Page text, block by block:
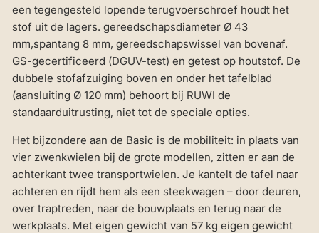
een tegengesteld lopende terugvoerschroef houdt het
stof uit de lagers. gereedschapsdiameter Ø 43
mm,spantang 8 mm, gereedschapswissel van bovenaf.
GS-gecertificeerd (DGUV-test) en getest op houtstof. De
dubbele stofafzuiging boven en onder het tafelblad
(aansluiting Ø 120 mm) behoort bij RUWI de
standaarduitrusting, niet tot de speciale opties.
Het bijzondere aan de Basic is de mobiliteit: in plaats van
vier zwenkwielen bij de grote modellen, zitten er aan de
achterkant twee transportwielen. Je kantelt de tafel naar
achteren en rijdt hem als een steekwagen – door deuren,
over traptreden, naar de bouwplaats en terug naar de
werkplaats. Met eigen gewicht van 57 kg eigen gewicht